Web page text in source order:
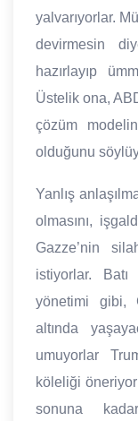
yalvarıyorlar.
devirmesin
hazırlayıp
Üstelik ona,
çözüm
olduğunu
Yanlış
olmasını,
Gazze’nin
istiyorlar.
yönetimi gibi,
altında
umuyorlar
köleliği
sonuna